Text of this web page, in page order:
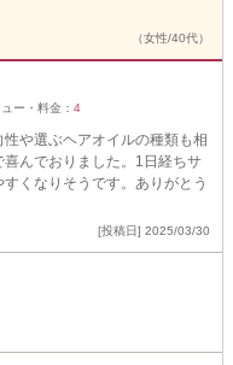
（女性/40代）
ュー・料金： 4
や選ぶヘアオイルの種類も相
んでおりました。1日経ちサ
くなりそうです。ありがとう
[投稿日] 2025/03/30